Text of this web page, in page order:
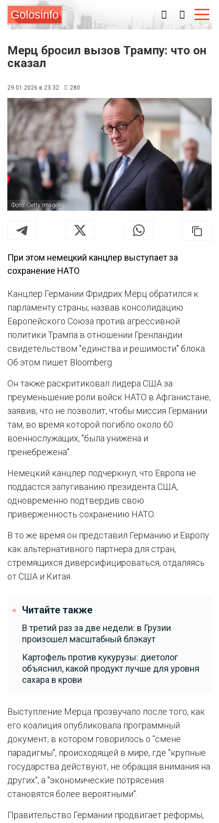
Golosinfo
Мерц бросил вызов Трампу: что он
сказал
29.01.2026 в 23:32 280
Фото: Getty Images
При этом немецкий канцлер выступает за
сохранение НАТО
Канцлер Германии Фридрих Мерц обратился к
парламенту страны, назвав консолидацию
Европейского Союза против агрессивной
политики Трампа в отношении Гренландии
свидетельством "единства и решимости" блока.
Об этом пишет Bloomberg.
Он также раскритиковал лидера США за
преуменьшение роли войск НАТО в Афганистане,
заявив, что не позволит, чтобы миссия Германии
там, во время которой погибло около 60
военнослужащих, "была унижена и
пренебрежена".
Немецкий канцлер подчеркнул, что Европа не
поддастся запугиванию президента США,
одновременно подтвердив свою
приверженность сохранению НАТО.
В то же время он представил Германию и Европу
как альтернативного партнера для стран,
стремящихся диверсифицироваться, отдаляясь
от США и Китая.
Читайте также
В третий раз за две недели: в Грузии
произошел масштабный блэкаут
Картофель против кукурузы: диетолог
объяснил, какой продукт лучше для уровня
сахара в крови
Выступление Мерца прозвучало после того, как
его коалиция опубликовала программный
документ, в котором говорилось о "смене
парадигмы", происходящей в мире, где "крупные
государства действуют, не обращая внимания на
других", а "экономические потрясения
становятся более вероятными".
Правительство Германии продвигает реформы,